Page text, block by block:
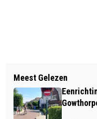
MAAK EEN
TUIN!
AUTO KOMT
ONDERGELOPEN
KLOMP
Meest Gelezen